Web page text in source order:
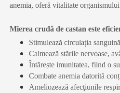
anemia, oferă vitalitate
Mierea crudă de castan este
Stimulează circulația
Calmează stările nervoase,
Întărește imunitatea, fiind o
Combate anemia datorită
Ameliozează afecţiunile